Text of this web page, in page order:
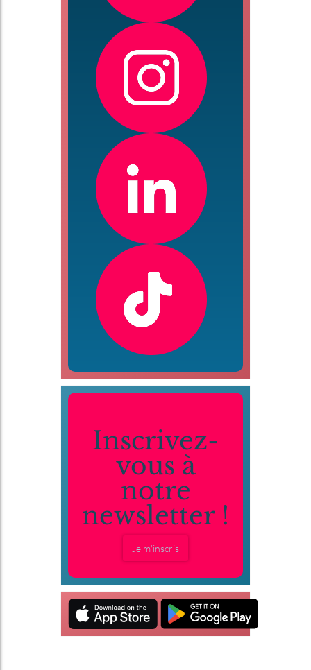
Inscrivez-
vous à
notre
newsletter !
Je m'inscris